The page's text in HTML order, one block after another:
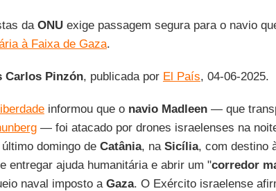
da ONUexige passagem segura para o navio
à Faixa de Gaza.
Carlos Pinzón, publicada por El País, 04-06-2025.
informou que o navio Madleen— que
— foi atacado por drones israelenses na
domingo de Catânia, na Sicília, com destino
entregar ajuda humanitária e abrir um "corredor
naval imposto a Gaza. O Exército israelense